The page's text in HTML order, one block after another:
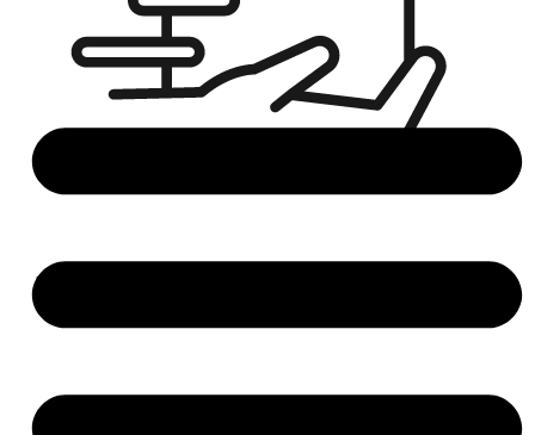
Envío en 24/48h